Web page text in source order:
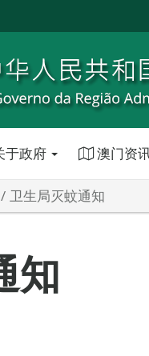
于政府 澳门资
卫生局灭蚊通知
知